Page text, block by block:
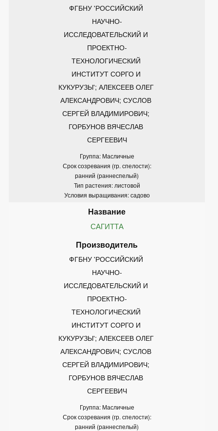
ФГБНУ 'РОССИЙСКИЙ
НАУЧНО-
ИССЛЕДОВАТЕЛЬСКИЙ И
ПРОЕКТНО-
ТЕХНОЛОГИЧЕСКИЙ
ИНСТИТУТ СОРГО И
КУКУРУЗЫ'; АЛЕКСЕЕВ ОЛЕГ
АЛЕКСАНДРОВИЧ; СУСЛОВ
СЕРГЕЙ ВЛАДИМИРОВИЧ;
ГОРБУНОВ ВЯЧЕСЛАВ
СЕРГЕЕВИЧ
Группа: Масличные
Срок созревания (гр. спелости):
ранний (раннеспелый)
Тип растения: листовой
Условия выращивания: садово
САГИТТА
ФГБНУ 'РОССИЙСКИЙ
НАУЧНО-
ИССЛЕДОВАТЕЛЬСКИЙ И
ПРОЕКТНО-
ТЕХНОЛОГИЧЕСКИЙ
ИНСТИТУТ СОРГО И
КУКУРУЗЫ'; АЛЕКСЕЕВ ОЛЕГ
АЛЕКСАНДРОВИЧ; СУСЛОВ
СЕРГЕЙ ВЛАДИМИРОВИЧ;
ГОРБУНОВ ВЯЧЕСЛАВ
СЕРГЕЕВИЧ
Группа: Масличные
Срок созревания (гр. спелости):
ранний (раннеспелый)